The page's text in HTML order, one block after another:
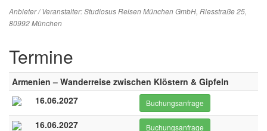
Anbieter / Veranstalter:Studiosus Reisen München GmbH, Riesstraße 25,
80992 München
Termine
Armenien – Wanderreise zwischen Klöstern & Gipfeln
16.06.2027
Buchungsanfrage
16.06.2027 Buchungsanfrage